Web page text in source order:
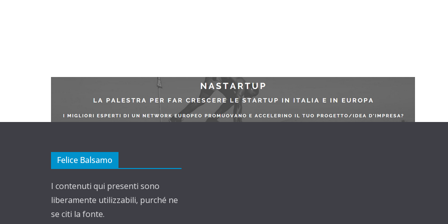
Felice Balsamo
I contenuti qui presenti sono
liberamente utilizzabili, purché ne
se citi la fonte.